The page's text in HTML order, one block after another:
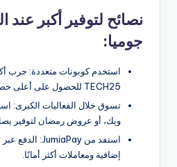
نصائح لتوفير أكبر
جوميا:
TECH25 للحصول على أعلى خصم ممكن.
تسوق خلال الفعاليات الكبرى:
ويك، أو عروض رمضان لتوفير يصل
إضافية ومعاملات أكثر أمانًا.